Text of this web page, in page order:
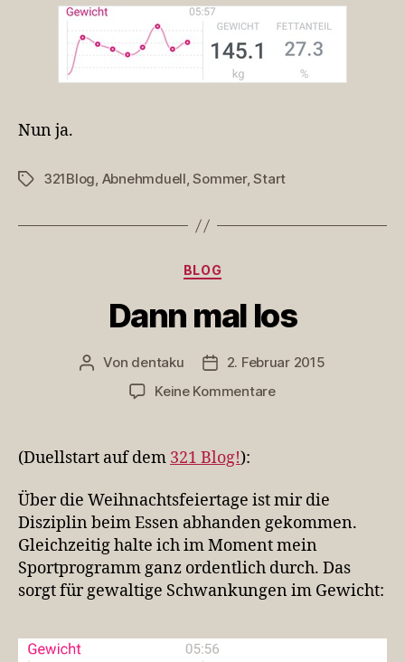
Nun ja.
Schlagwörter
321Blog, Abnehmduell,Sommer,Start
Kategorien
BLOG
Dann mal los
Beitragsautor
Von dentaku Veröffentlichungsdatum
2. Februar 2015
Keine Kommentarezu
(Duellstart auf dem 321 Blog!):
Über die Weihnachtsfeiertage ist mir die
Disziplin beim Essen abhanden gekommen.
Gleichzeitig halte ich im Moment mein
Sportprogramm ganz ordentlich durch. Das
sorgt für gewaltige Schwankungen im Gewicht: